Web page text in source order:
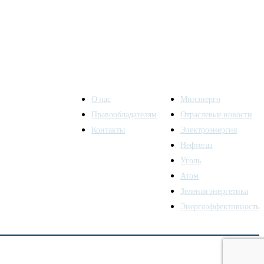
О нас
Правообладателям
Контакты
Минэнерго
Отраслевые новости
Электроэнергия
Нефтегаз
Уголь
Атом
Зеленая энергетика
Энергоэффективность